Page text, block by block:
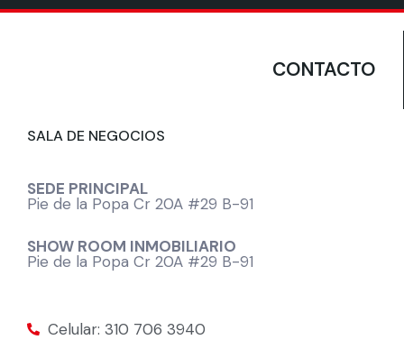
CONTACTO
SALA DE NEGOCIOS
SEDE PRINCIPAL
Pie de la Popa Cr 20A #29 B-91
SHOW ROOM INMOBILIARIO
Pie de la Popa Cr 20A #29 B-91
Celular: 310 706 3940